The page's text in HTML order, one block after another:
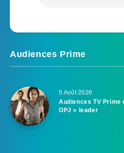
Audiences Prime
5 Août 2026
Audiences TV Prime
OPJ » leader